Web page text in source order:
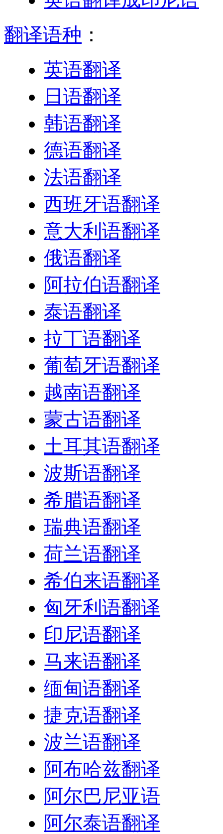
翻译语种 ：
英语翻译
日语翻译
韩语翻译
德语翻译
法语翻译
西班牙语翻译
意大利语翻译
俄语翻译
阿拉伯语翻译
泰语翻译
拉丁语翻译
葡萄牙语翻译
越南语翻译
蒙古语翻译
土耳其语翻译
波斯语翻译
希腊语翻译
瑞典语翻译
荷兰语翻译
希伯来语翻译
匈牙利语翻译
印尼语翻译
马来语翻译
缅甸语翻译
捷克语翻译
波兰语翻译
阿布哈兹翻译
阿尔巴尼亚语
阿尔泰语翻译